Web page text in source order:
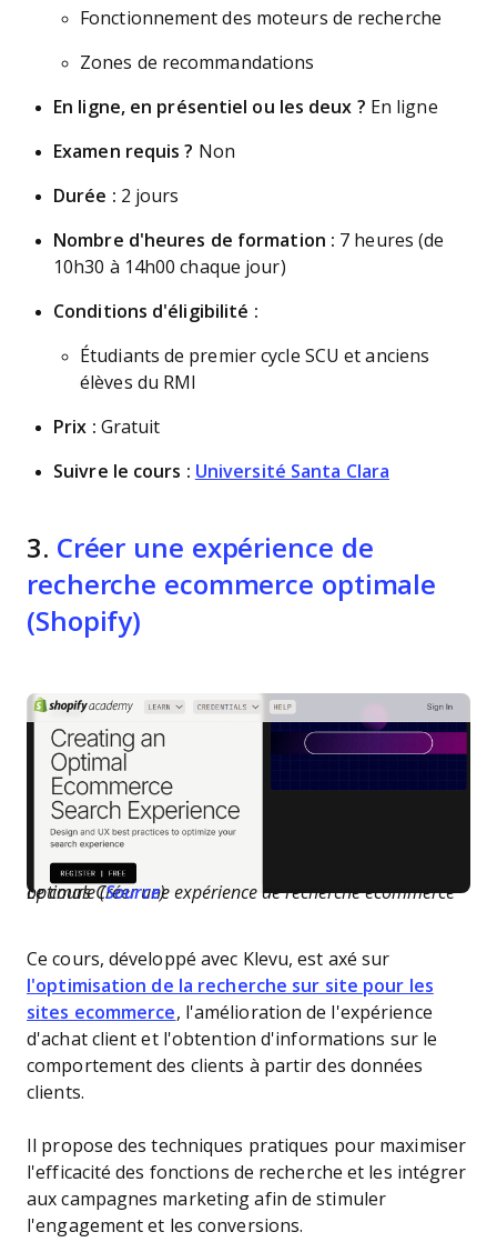
Fonctionnement des moteurs de recherche
Zones de recommandations
En ligne, en présentiel ou les deux ? En ligne
Examen requis ? Non
Durée : 2 jours
Nombre d'heures de formation : 7 heures (de
10h30 à 14h00 chaque jour)
Conditions d'éligibilité :
Étudiants de premier cycle SCU et anciens
élèves du RMI
Prix : Gratuit
Suivre le cours : Université Santa Clara
3. Créer une expérience de
recherche ecommerce optimale
(Shopify)
Le cours Créer une expérience de recherche ecommerce optimale (Source)
Ce cours, développé avec Klevu, est axé sur
l'optimisation de la recherche sur site pour les
sites ecommerce, l'amélioration de l'expérience
d'achat client et l'obtention d'informations sur le
comportement des clients à partir des données
clients.
Il propose des techniques pratiques pour maximiser
l'efficacité des fonctions de recherche et les intégrer
aux campagnes marketing afin de stimuler
l'engagement et les conversions.